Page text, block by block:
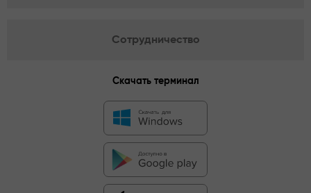
Сотрудничество
Скачать терминал